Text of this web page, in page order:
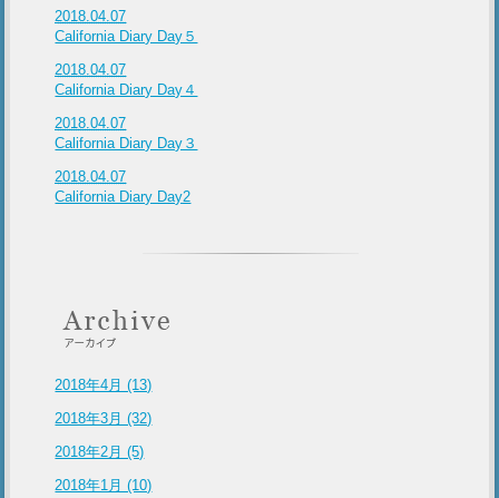
2018.04.07
California Diary Day５
2018.04.07
California Diary Day４
2018.04.07
California Diary Day３
2018.04.07
California Diary Day2
2018年4月 (13)
2018年3月 (32)
2018年2月 (5)
2018年1月 (10)